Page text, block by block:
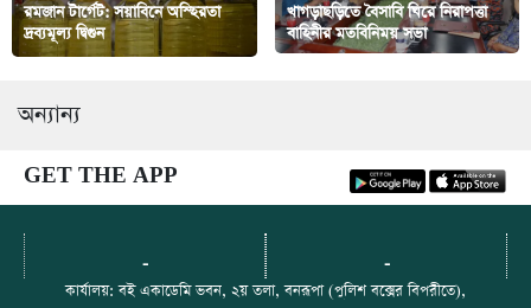
রমজান টার্গেট: সয়াবিনে অস্হিরতা
দ্রব্যমূল্য দ্বিগুন
খাগড়াছড়িতে বৈসাবি ঘিরে নিরাপত্তা
বাহিনীর মতবিনিময় সভা
অন্যান্য
GET THE APP
- -
কার্যালয়: বই একাডেমি ভবন, ২য় তলা, বনরূপা (পুলিশ বক্সের বিপরীতে),